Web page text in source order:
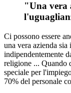
"Una vera
Ci possono essere
una vera azienda
indipendentemente
religione ... Quando
speciale per
70% del personale